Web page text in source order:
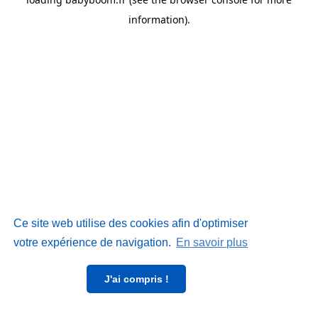
Ce site web utilise des cookies afin d'optimiser
votre expérience de navigation. En savoir plus
J'ai compris !
information).